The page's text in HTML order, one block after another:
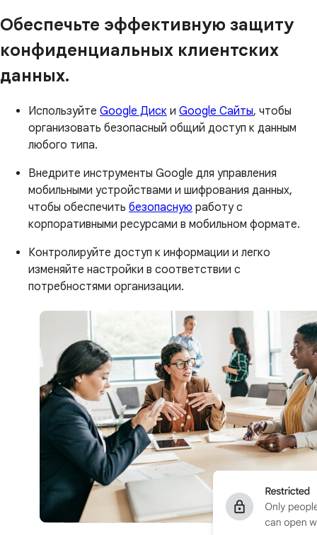
Обеспечьте эффективную защиту
конфиденциальных клиентских
данных.
Используйте Google Диск и Google Сайты, чтобы
организовать безопасный общий доступ к данным
любого типа.
Внедрите инструменты Google для управления
мобильными устройствами и шифрования данных,
чтобы обеспечить безопасную работу с
корпоративными ресурсами в мобильном формате.
Контролируйте доступ к информации и легко
изменяйте настройки в соответствии с
потребностями организации.